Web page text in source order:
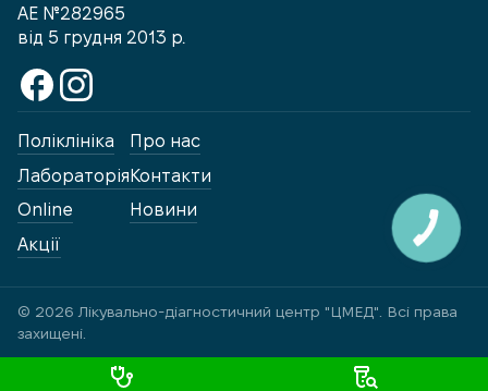
АЕ №282965
від 5 грудня 2013 р.
Поліклініка
Лабораторія
Online
Акції
Про нас
Контакти
Новини
© 2026 Лікувально-діагностичний центр "ЦМЕД". Всі права
захищені.
КНОПКА
ЗВ'ЯЗКУ